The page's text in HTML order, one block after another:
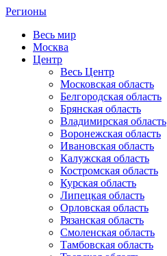
Регионы
Весь мир
Москва
Центр
Весь Центр
Московская область
Белгородская область
Брянская область
Владимирская область
Воронежская область
Ивановская область
Калужская область
Костромская область
Курская область
Липецкая область
Орловская область
Рязанская область
Смоленская область
Тамбовская область